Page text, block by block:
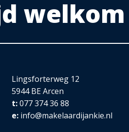
Lingsforterweg 12
5944 BE Arcen
t:077 374 36 88
e: info@makelaardijankie.nl